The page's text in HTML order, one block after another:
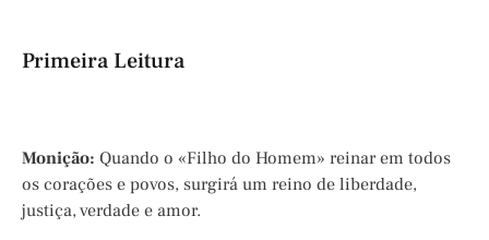
Primeira Leitura
Monição: Quando o «Filho do Homem» reinar em todos
os corações e povos, surgirá um reino de liberdade,
justiça, verdade e amor.